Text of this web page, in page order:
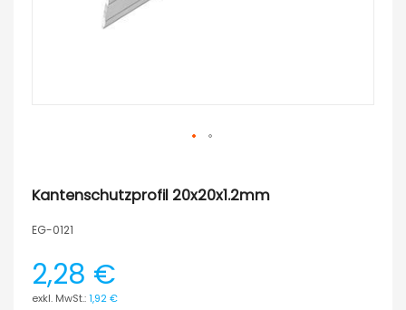
Kantenschutzprofil 20x20x1.2mm
EG-0121
2,28 €
1,92 €